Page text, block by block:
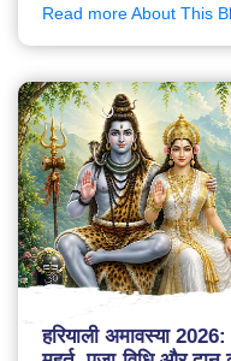
Read more About This
हरियाली अमावस्या